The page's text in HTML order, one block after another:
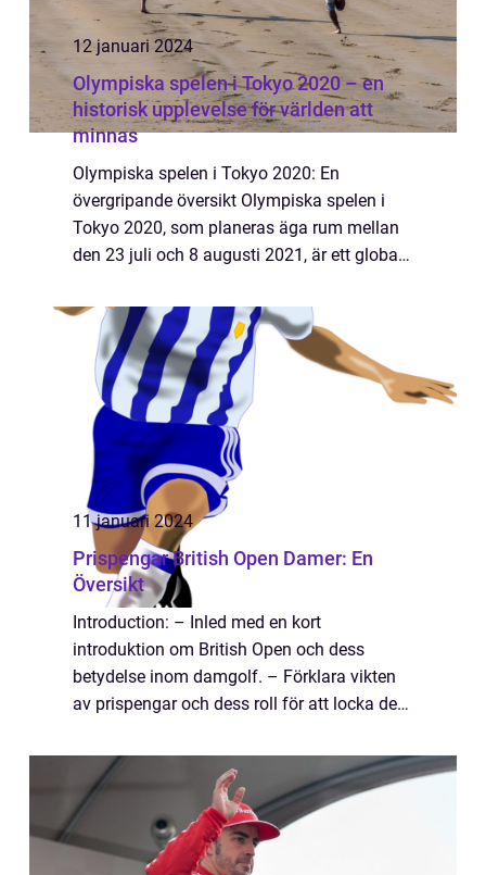
12 januari 2024
Olympiska spelen i Tokyo 2020 – en
historisk upplevelse för världen att
minnas
Olympiska spelen i Tokyo 2020: En
övergripande översikt Olympiska spelen i
Tokyo 2020, som planeras äga rum mellan
den 23 juli och 8 augusti 2021, är ett globalt
världen för att tävla i en rad olika sporter.
Det...
11 januari 2024
Prispengar British Open Damer: En
Översikt
Introduction: – Inled med en kort
introduktion om British Open och dess
betydelse inom damgolf. – Förklara vikten
av prispengar och dess roll för att locka de
Damer Vad det är och dess Typer Definit...